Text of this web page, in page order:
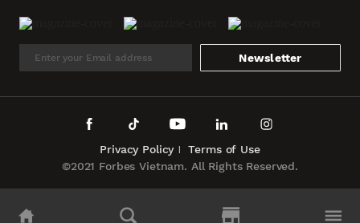
Newsletter
©2021 Forbes Vietnam. All Rights Reserved.
Privacy Policy Terms of Use